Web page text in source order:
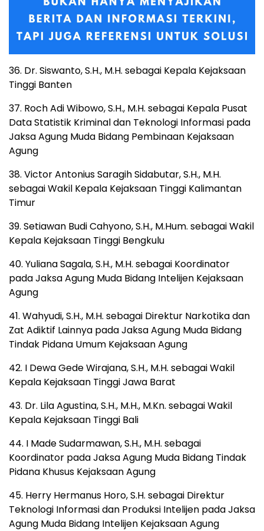
36. Dr. Siswanto, S.H., M.H. sebagai Kepala Kejaksaan
Tinggi Banten
37. Roch Adi Wibowo, S.H., M.H. sebagai Kepala Pusat
Data Statistik Kriminal dan Teknologi Informasi pada
Jaksa Agung Muda Bidang Pembinaan Kejaksaan
Agung
38. Victor Antonius Saragih Sidabutar, S.H., M.H.
sebagai Wakil Kepala Kejaksaan Tinggi Kalimantan
Timur
39. Setiawan Budi Cahyono, S.H., M.Hum. sebagai Wakil
Kepala Kejaksaan Tinggi Bengkulu
40. Yuliana Sagala, S.H., M.H. sebagai Koordinator
pada Jaksa Agung Muda Bidang Intelijen Kejaksaan
Agung
41. Wahyudi, S.H., M.H. sebagai Direktur Narkotika dan
Zat Adiktif Lainnya pada Jaksa Agung Muda Bidang
Tindak Pidana Umum Kejaksaan Agung
42. I Dewa Gede Wirajana, S.H., M.H. sebagai Wakil
Kepala Kejaksaan Tinggi Jawa Barat
43. Dr. Lila Agustina, S.H., M.H., M.Kn. sebagai Wakil
Kepala Kejaksaan Tinggi Bali
44. I Made Sudarmawan, S.H., M.H. sebagai
Koordinator pada Jaksa Agung Muda Bidang Tindak
Pidana Khusus Kejaksaan Agung
45. Herry Hermanus Horo, S.H. sebagai Direktur
Teknologi Informasi dan Produksi Intelijen pada Jaksa
Agung Muda Bidang Intelijen Kejaksaan Agung